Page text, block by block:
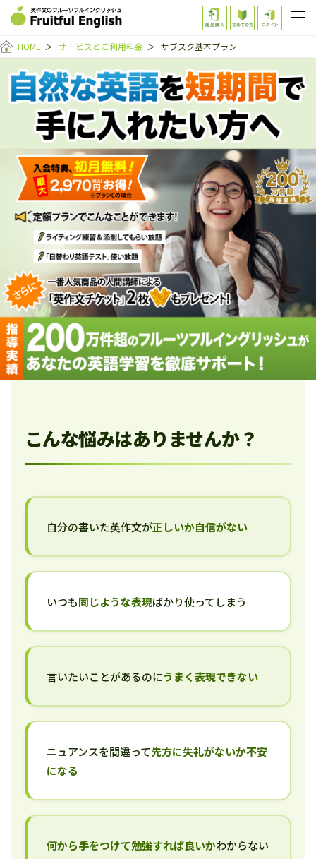
HOME ＞ サービスとご利用料金 ＞ サブスク基本プラン
こんな悩みはありませんか？
自分の書いた英作文が正しいか自信がない
いつも同じような表現ばかり使ってしまう
言いたいことがあるのにうまく表現できない
ニュアンスを間違って先方に失礼がないか不安
になる
何から手をつけて勉強すれば良いかわからない